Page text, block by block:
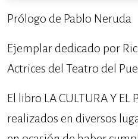
Prólogo de Pablo Neruda
Ejemplar dedicado por
Actrices del Teatro del
El libro LA CULTURA Y
realizados en diversos